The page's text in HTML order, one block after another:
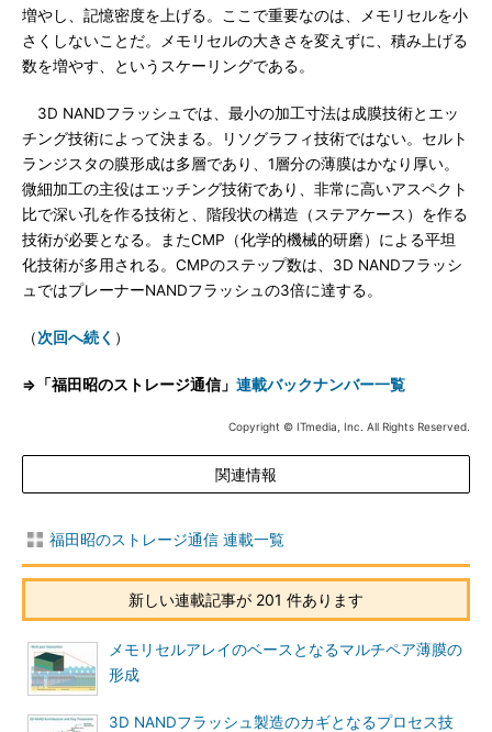
増やし、記憶密度を上げる。ここで重要なのは、メモリセルを小
さくしないことだ。メモリセルの大きさを変えずに、積み上げる
数を増やす、というスケーリングである。
3D NANDフラッシュでは、最小の加工寸法は成膜技術とエッ
チング技術によって決まる。リソグラフィ技術ではない。セルト
ランジスタの膜形成は多層であり、1層分の薄膜はかなり厚い。
微細加工の主役はエッチング技術であり、非常に高いアスペクト
比で深い孔を作る技術と、階段状の構造（ステアケース）を作る
技術が必要となる。またCMP（化学的機械的研磨）による平坦
化技術が多用される。CMPのステップ数は、3D NANDフラッシ
ュではプレーナーNANDフラッシュの3倍に達する。
（次回へ続く ）
⇒「福田昭のストレージ通信」 連載バックナンバー一覧
Copyright © ITmedia, Inc. All Rights Reserved.
関連情報
福田昭のストレージ通信 連載一覧
新しい連載記事が 201 件あります
メモリセルアレイのベースとなるマルチペア薄膜の
形成
3D NANDフラッシュ製造のカギとなるプロセス技